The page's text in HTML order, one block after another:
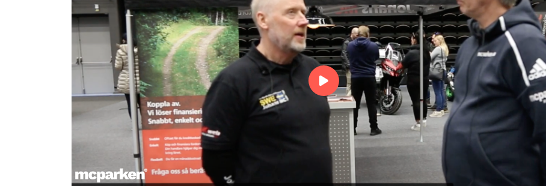
Royal Enfield Interceptor
Ombyggd Harley
Fat Boy -96
Ombyggd Harley Davidson
Boy -96
Royal Enfield Super Meteor
650 - 2023
Royal Enfield Super Meteor
650 - 2023
Nya Triumph Bonneville
Nya Triumph Street Triple